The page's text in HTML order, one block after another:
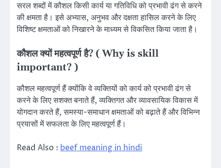
सरल शब्दों में कौशल किसी कार्य या गतिविधि को प्रभावी ढंग से करने
की क्षमता है। इसे अभ्यास, अनुभव और दक्षता हासिल करने के लिए
विशिष्ट क्षमताओं को निखारने के माध्यम से विकसित किया जाता है।
कौशल क्यों महत्वपूर्ण है? ( Why is skill
important? )
कौशल महत्वपूर्ण हैं क्योंकि वे व्यक्तियों को कार्य को प्रभावी ढंग से
करने के लिए सशक्त बनाते हैं, व्यक्तिगत और व्यावसायिक विकास में
योगदान करते हैं, समस्या-समाधान क्षमताओं को बढ़ाते हैं और विभिन्न
प्रयासों में सफलता के लिए महत्वपूर्ण हैं।
Read Also : beef meaning in hindi